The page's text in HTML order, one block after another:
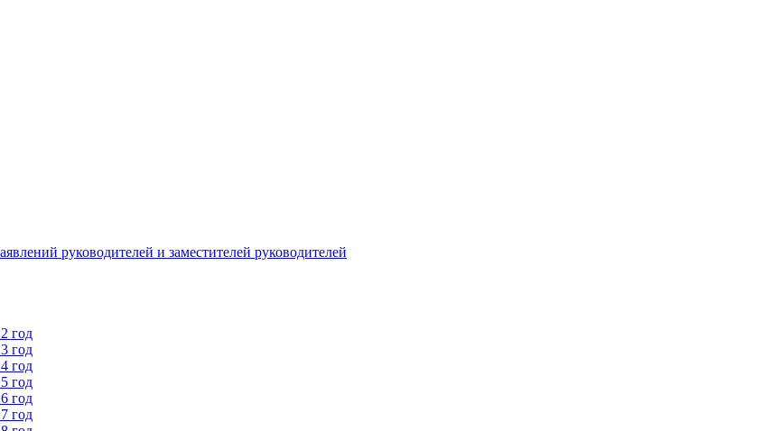
руководителей и заместителей руководителей
год
год
год
год
год
год